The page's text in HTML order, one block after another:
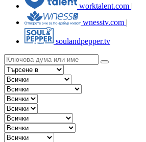
worktalent.com |
wnesstv.com |
soulandpepper.tv